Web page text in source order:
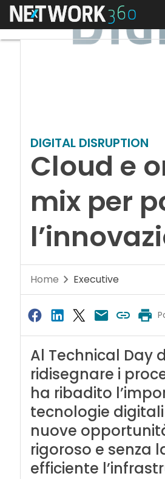
Menu
DIGITAL DISRUPTION
Cloud e
mix per
Home Executive
Al Technical Day
ridisegnare i
ha ribadito
tecnologie
nuove
rigoroso e senza
efficiente